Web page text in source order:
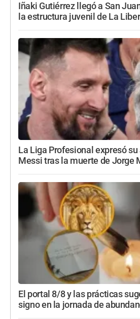
Iñaki Gutiérrez llegó a San
la estructura juvenil de La
La Liga Profesional expresó su
Messi tras la muerte de Jorge
El portal 8/8 y las prácticas
signo en la jornada de